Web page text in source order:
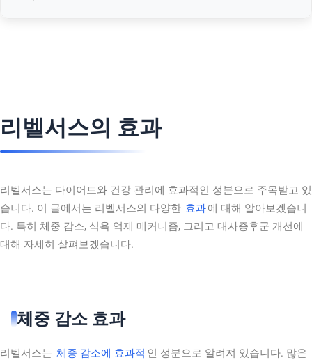
리벨서스의 효과
리벨서스는 다이어트와 건강 관리에 효과적인 성분으로 주목받고 있
습니다. 이 글에서는 리벨서스의 다양한 효과에 대해 알아보겠습니
다. 특히 체중 감소, 식욕 억제 메커니즘, 그리고 대사증후군 개선에
대해 자세히 살펴보겠습니다.
체중 감소 효과
리벨서스는 체중 감소에 효과적 인 성분으로 알려져 있습니다. 많은